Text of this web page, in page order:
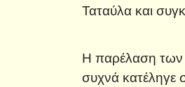
Ταταύλα και
Η παρέλαση των
συχνά κατέληγε